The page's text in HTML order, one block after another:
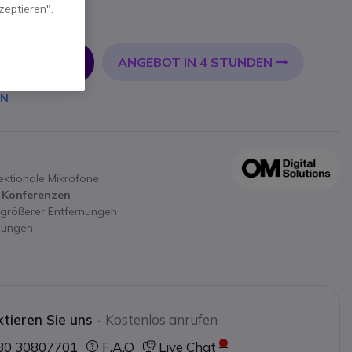
ANGEBOT IN 4 STUNDEN
Mikrofone
Entfernungen
Sie uns - Kostenlos anrufen
30807701
F.A.Q Live Chat